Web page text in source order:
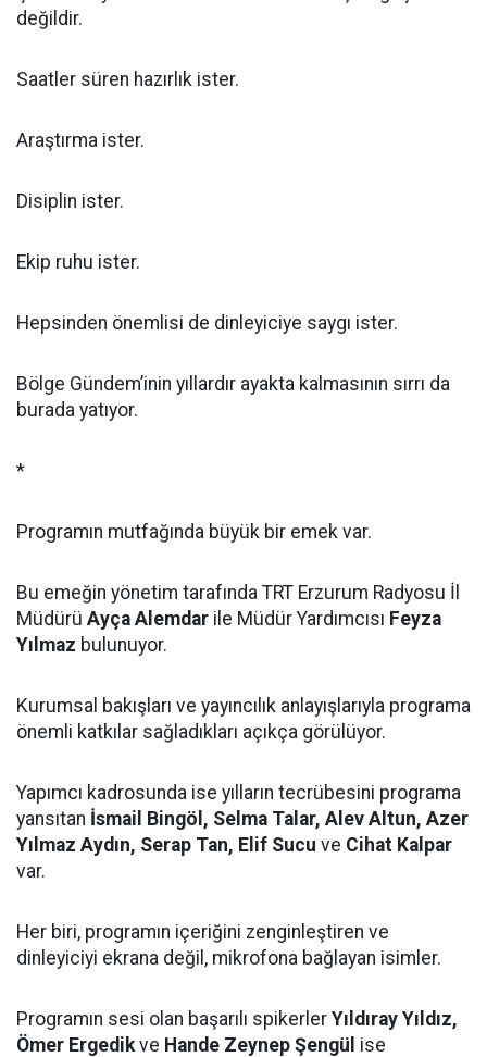
değildir.
Saatler süren hazırlık ister.
Araştırma ister.
Disiplin ister.
Ekip ruhu ister.
Hepsinden önemlisi de dinleyiciye saygı ister.
Bölge Gündem’inin yıllardır ayakta kalmasının sırrı da
burada yatıyor.
*
Programın mutfağında büyük bir emek var.
Bu emeğin yönetim tarafında TRT Erzurum Radyosu İl
Müdürü Ayça Alemdar ile Müdür Yardımcısı Feyza
Yılmaz bulunuyor.
Kurumsal bakışları ve yayıncılık anlayışlarıyla programa
önemli katkılar sağladıkları açıkça görülüyor.
Yapımcı kadrosunda ise yılların tecrübesini programa
yansıtan İsmail Bingöl, Selma Talar, Alev Altun, Azer
Yılmaz Aydın, Serap Tan, Elif Sucu ve Cihat Kalpar
var.
Her biri, programın içeriğini zenginleştiren ve
dinleyiciyi ekrana değil, mikrofona bağlayan isimler.
Programın sesi olan başarılı spikerler Yıldıray Yıldız,
Ömer Ergedikve Hande Zeynep Şengül ise